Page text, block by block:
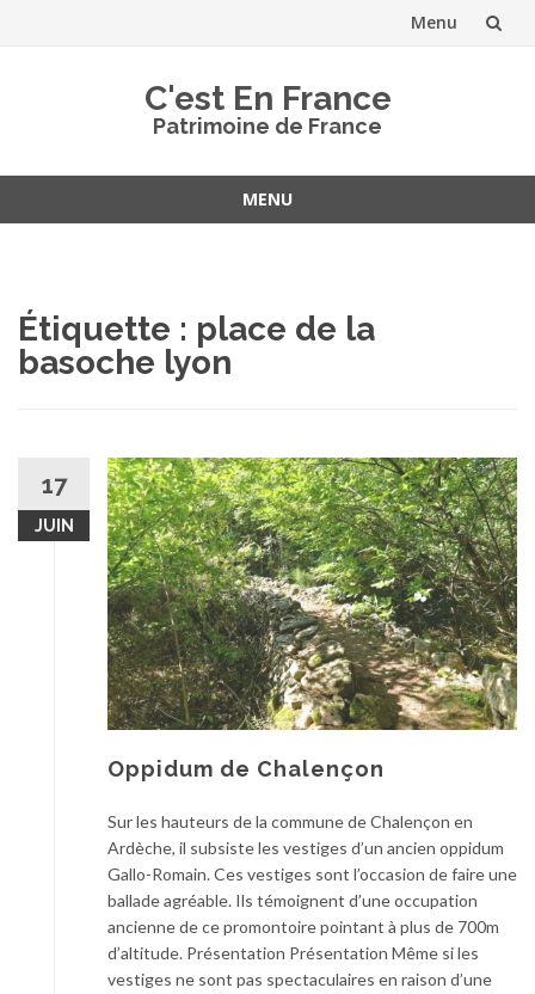
Menu
C'est En France
Patrimoine de France
MENU
Étiquette : place de la
basoche lyon
17
JUIN
Oppidum de Chalençon
Sur les hauteurs de la commune de Chalençon en
Ardèche, il subsiste les vestiges d’un ancien oppidum
Gallo-Romain. Ces vestiges sont l’occasion de faire une
ballade agréable. Ils témoignent d’une occupation
ancienne de ce promontoire pointant à plus de 700m
d’altitude. Présentation Présentation Même si les
vestiges ne sont pas spectaculaires en raison d’une